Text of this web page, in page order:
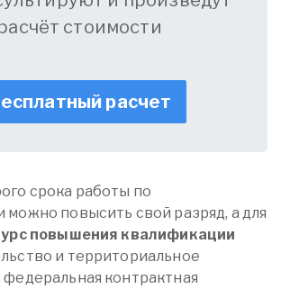
стоимости
расчет
срока работы по
можно повысить свой разряд, а для
повышения квалификации
и территориальное
контрактная